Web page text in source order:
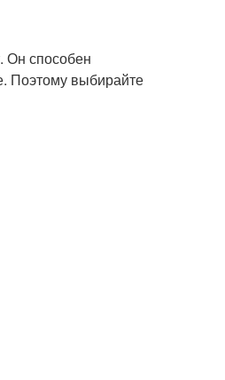
Он способен
Поэтому выбирайте